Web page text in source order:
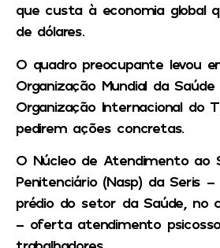
que custa à economia global
de dólares.
O quadro preocupante levou
Organização Mundial da Saúde
Organização Internacional do
pedirem ações concretas.
O Núcleo de Atendimento ao
Penitenciário (Nasp) da Seris –
prédio do setor da Saúde, no
– oferta atendimento